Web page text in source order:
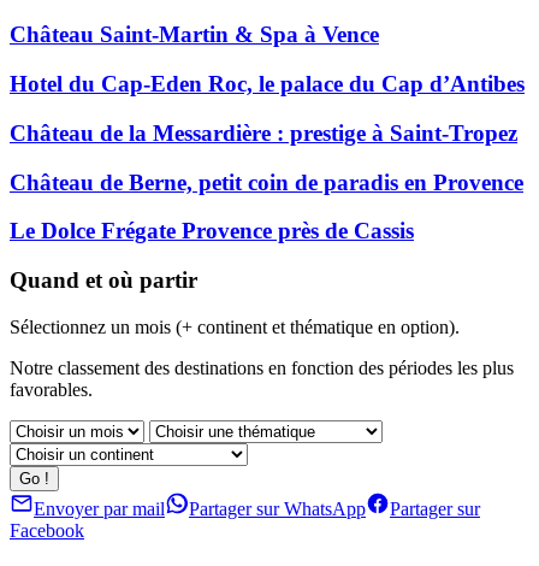
Château Saint-Martin & Spa à Vence
Hotel du Cap-Eden Roc, le palace du Cap d’Antibes
Château de la Messardière : prestige à Saint-Tropez
Château de Berne, petit coin de paradis en Provence
Le Dolce Frégate Provence près de Cassis
Quand et où partir
Sélectionnez un mois (+ continent et thématique en option).
Notre classement des destinations en fonction des périodes les plus
favorables.
Envoyer par mail Partager sur WhatsApp
Partager sur
Facebook